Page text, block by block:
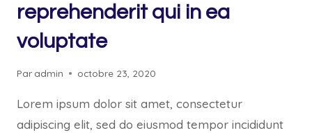
reprehenderit qui in ea
voluptate
Par admin octobre 23, 2020
Lorem ipsum dolor sit amet, consectetur
adipiscing elit, sed do eiusmod tempor incididunt